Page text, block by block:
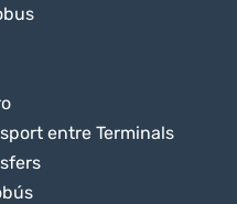
entre Terminals